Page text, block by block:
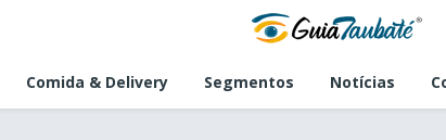
Comida & Delivery Segmentos Notícias